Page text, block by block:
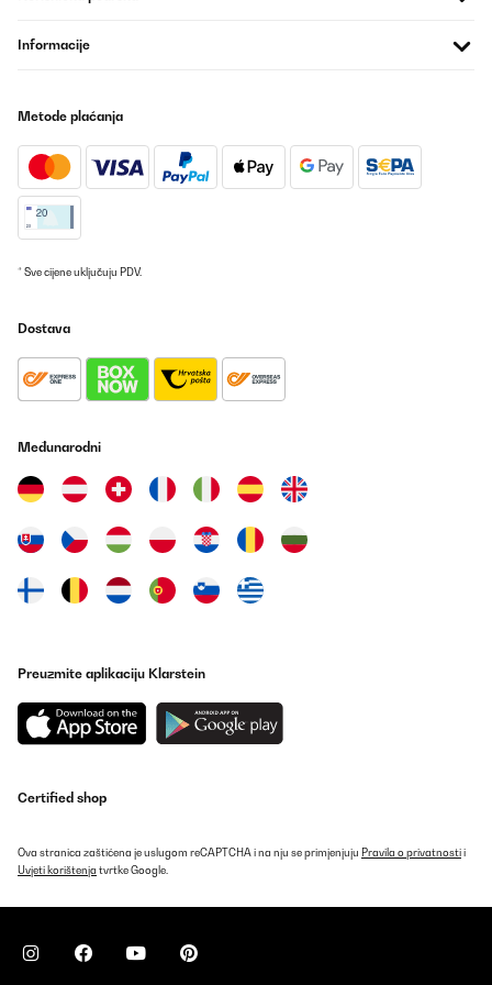
Excellent machine! Very thoughtful design, practical, simple to
use, clean and operate.
Me encanta ,hace un cafe muy bueno y un lateral con bastante
espuma.Me gusta las bebidas calientes y lo hace súper
Usuario/a de amazon
Prevedi
Ich nutze die Kaffeemaschine jetzt schon eine ganze Weile, und
natürlich der Kaffee selbst. Die Bedienung ist angenehm einfach,
aber was mich wirklich überzeugt hat, ist der Geschmack. Der
Kaffee wird schön aromatisch und hat eine gute Temperatur,
genau so, wie ich es mag. Der Milchschaum ist auch solide –
nicht ganz so wie vom Barista, aber für eine Maschine dieser Art
schnell. Ein kleines Manko gibt es: Der Wassertank könnte
größer sein. Wenn mehrere Leute Kaffee trinken, muss man ihn
Amazon-Benutzer
Prevedi
Informacije
Metode plaćanja
* Sve cijene uključuju PDV.
Dostava
Međunarodni
Preuzmite aplikaciju Klarstein
Certified shop
Ova stranica zaštićena je uslugom reCAPTCHA i na nju se primjenjuju Pravila o privatnostii
Uvjeti korištenja tvrtke Google.